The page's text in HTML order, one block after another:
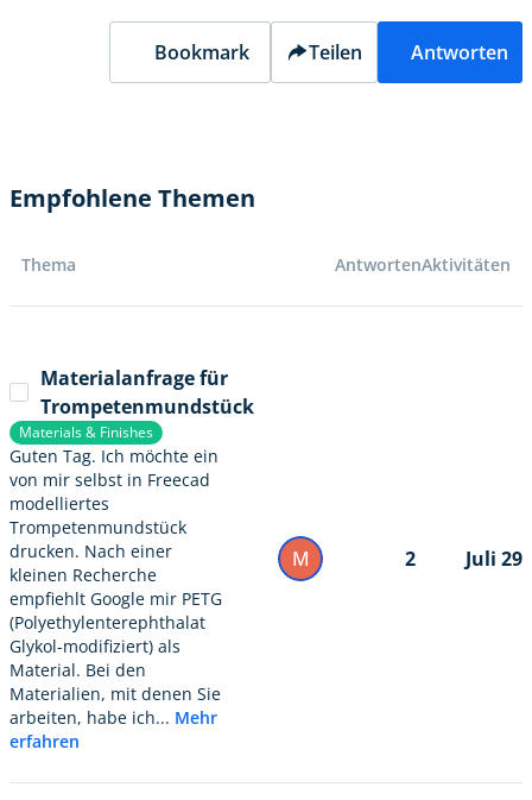
Bookmark Teilen Antworten
Empfohlene Themen
Thema AntwortenAktivitäten
Materialanfrage für
Trompetenmundstück
Materials & Finishes
Guten Tag. Ich möchte ein
von mir selbst in Freecad
modelliertes
Trompetenmundstück
drucken. Nach einer
kleinen Recherche
empfiehlt Google mir PETG
(Polyethylenterephthalat
Glykol-modifiziert) als
Material. Bei den
Materialien, mit denen Sie
arbeiten, habe ich... Mehr
erfahren
M 2 Juli 29